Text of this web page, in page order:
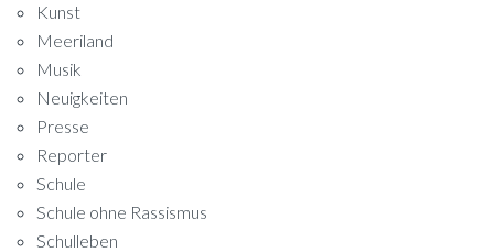
Kunst
Meeriland
Musik
Neuigkeiten
Presse
Reporter
Schule
Schule ohne Rassismus
Schulleben